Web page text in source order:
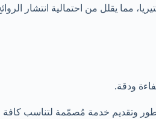
مما يقلل من احتمالية انتشار
ودقة.
وتقديم خدمة مُصمّمة لتناسب كافة